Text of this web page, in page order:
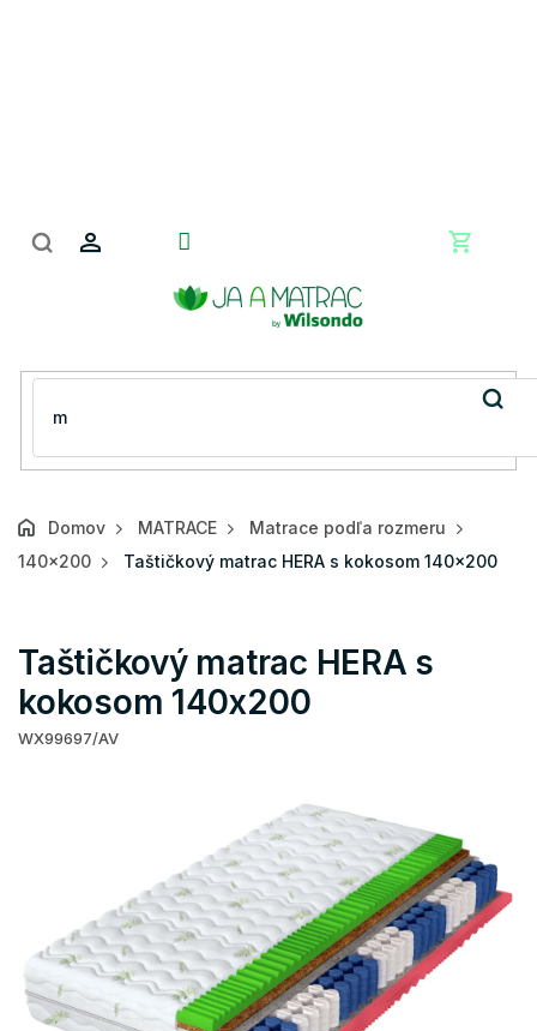
Domov MATRACE
Matrace podľa rozmeru
140x200
Taštičkový matrac HERA s kokosom 140x200
Taštičkový matrac HERA s
kokosom 140x200
WX99697/AV